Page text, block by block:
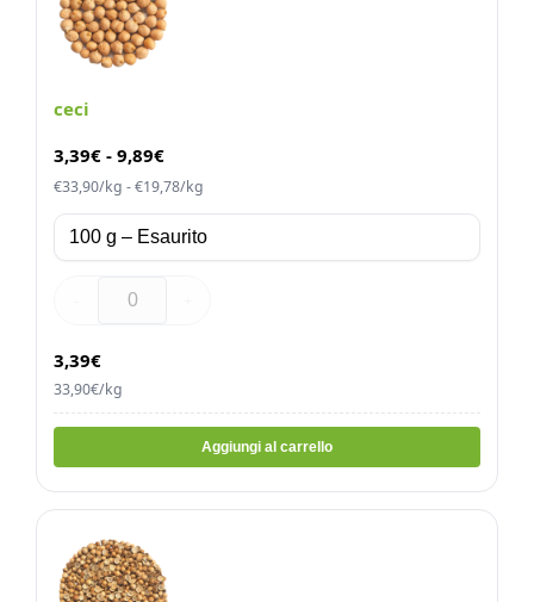
ceci
3,39€ - 9,89€
€33,90/kg - €19,78/kg
3,39€
33,90€/kg
Aggiungi al carrello